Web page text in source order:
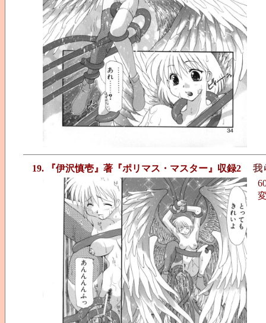
19. 『伊沢慎壱』著『ポリマス・マスター』収録2
我